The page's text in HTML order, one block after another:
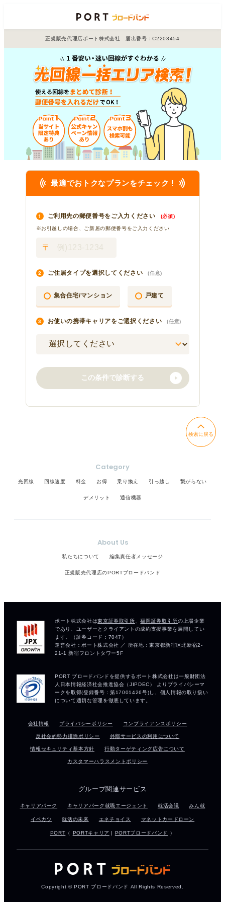
正規販売代理店ポート株式会社 届出番号：C2203454
検索に戻る
Category
光回線 回線速度 料金 お得 乗り換え 引っ越し 繋がらない
デメリット 通信機器
About Us
私たちについて 編集責任者メッセージ
正規販売代理店のPORTブロードバンド
会社情報 プライバシーポリシー コンプライアンスポリシー
反社会的勢力排除ポリシー 外部サービスの利用について
情報セキュリティ基本方針 行動ターゲティング広告について
カスタマーハラスメントポリシー